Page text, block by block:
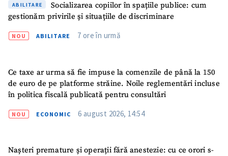
ABILITARE
Socializarea copiilor în spațiile publice: cum
gestionăm privirile și situațiile de discriminare
NOU ABILITARE 7 ore în urmă
Ce taxe ar urma să fie impuse la comenzile de până la 150
de euro de pe platforme străine. Noile reglementări incluse
în politica fiscală publicată pentru consultări
NOU ECONOMIC 6 august 2026, 14:54
Nașteri premature și operații fără anestezie: cu ce orori s-